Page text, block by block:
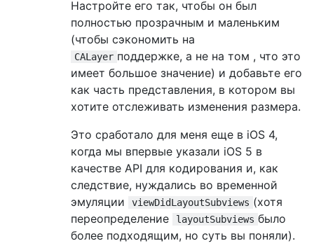
Настройте его так, чтобы он был
полностью прозрачным и маленьким
(чтобы сэкономить на
CALayer поддержке, а не на том , что это
имеет большое значение) и добавьте его
как часть представления, в котором вы
хотите отслеживать изменения размера.
Это сработало для меня еще в iOS 4,
когда мы впервые указали iOS 5 в
качестве API для кодирования и, как
следствие, нуждались во временной
эмуляции
viewDidLayoutSubviews (хотя
переопределение
layoutSubviews было
более подходящим, но суть вы поняли).